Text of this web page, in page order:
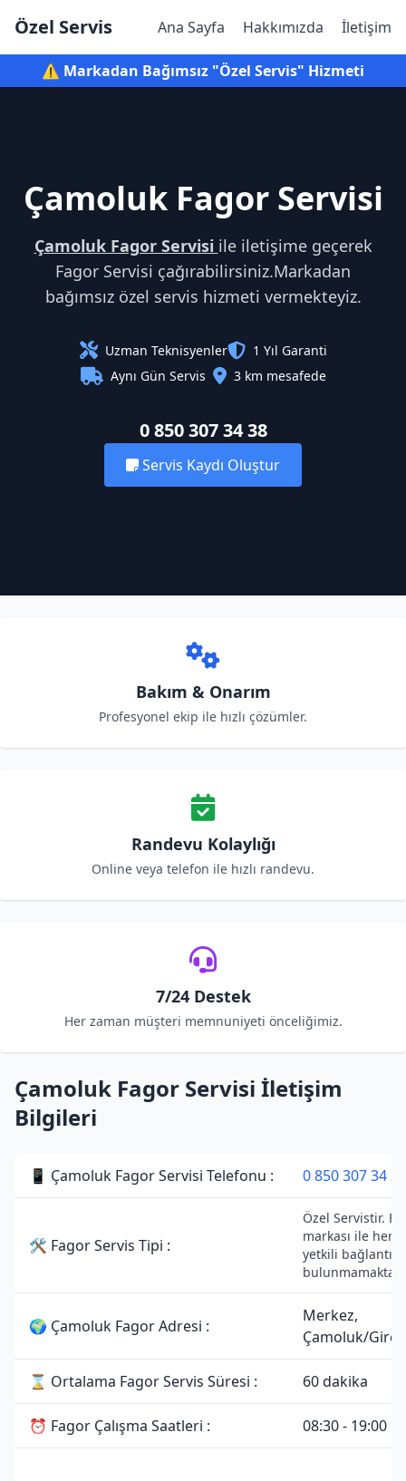
Özel Servis Ana Sayfa Hakkımızda İletişim
⚠️ Markadan Bağımsız "Özel Servis" Hizmeti
Çamoluk Fagor Servisi
Çamoluk Fagor Servisi ile iletişime geçerek
Fagor Servisi çağırabilirsiniz.Markadan
bağımsız özel servis hizmeti vermekteyiz.
Uzman Teknisyenler
1 Yıl Garanti
Aynı Gün Servis
3 km mesafede
0 850 307 34 38
Servis Kaydı Oluştur
Bakım & Onarım
Profesyonel ekip ile hızlı çözümler.
Randevu Kolaylığı
Online veya telefon ile hızlı randevu.
7/24 Destek
Her zaman müşteri memnuniyeti önceliğimiz.
Çamoluk Fagor Servisi İletişim
Bilgileri
📱 Çamoluk Fagor Servisi Telefonu : 0 850 307 34 38
🛠 Fagor Servis Tipi :
Özel Servistir.
markası ile
yetkili bağlantısı
🌍 Çamoluk Fagor Adresi :
Merkez,
Çamoluk/
⌛ Ortalama Fagor Servis Süresi : 60 dakika
⏰ Fagor Çalışma Saatleri : 08:30 - 19:00